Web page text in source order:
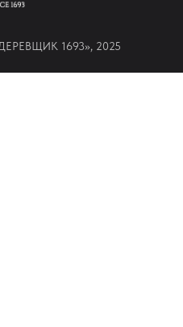
1693», 2025